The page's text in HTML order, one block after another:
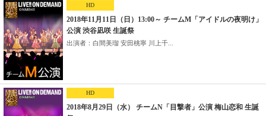
HD
2018年11月11日（日）13:00～ チームM「アイドルの夜明け」
公演 渋谷凪咲 生誕祭
出演者：白間美瑠 安田桃寧 川上千...
HD
2018年8月29日（水） チームN「目撃者」公演 梅山恋和 生誕